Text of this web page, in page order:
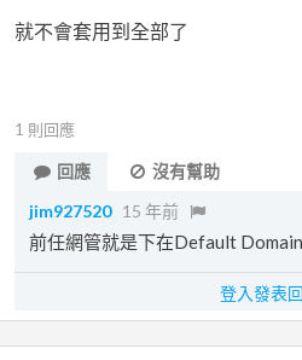
就不會套用到全部了
1 則回應
回應
沒有幫助
jim927520 15 年前
前任網管就是下在Default
登入發表